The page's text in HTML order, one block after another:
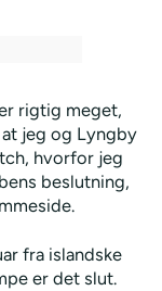
rigtig meget,
jeg og Lyngby
hvorfor jeg
beslutning,
fra islandske
er det slut.